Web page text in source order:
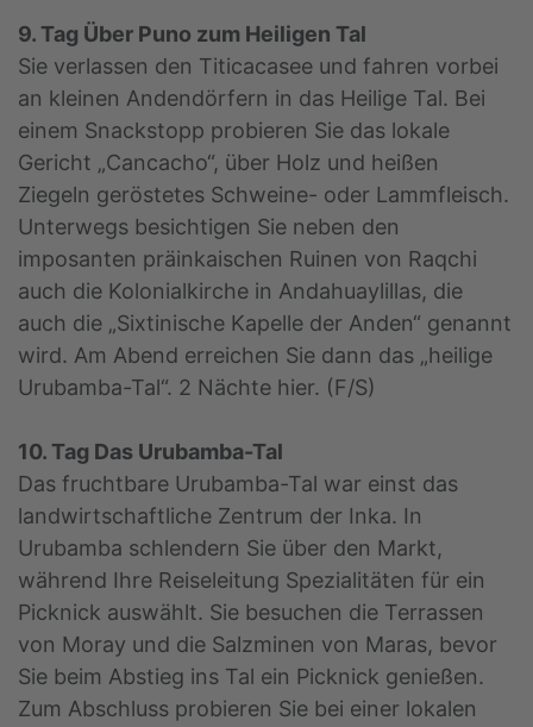
9. Tag Über Puno zum Heiligen Tal
Sie verlassen den Titicacasee und fahren vorbei
an kleinen Andendörfern in das Heilige Tal. Bei
einem Snackstopp probieren Sie das lokale
Gericht „Cancacho“, über Holz und heißen
Ziegeln geröstetes Schweine- oder Lammfleisch.
Unterwegs besichtigen Sie neben den
imposanten präinkaischen Ruinen von Raqchi
auch die Kolonialkirche in Andahuaylillas, die
auch die „Sixtinische Kapelle der Anden“ genannt
wird. Am Abend erreichen Sie dann das „heilige
Urubamba-Tal“. 2 Nächte hier. (F/S)
10. Tag Das Urubamba-Tal
Das fruchtbare Urubamba-Tal war einst das
landwirtschaftliche Zentrum der Inka. In
Urubamba schlendern Sie über den Markt,
während Ihre Reiseleitung Spezialitäten für ein
Picknick auswählt. Sie besuchen die Terrassen
von Moray und die Salzminen von Maras, bevor
Sie beim Abstieg ins Tal ein Picknick genießen.
Zum Abschluss probieren Sie bei einer lokalen